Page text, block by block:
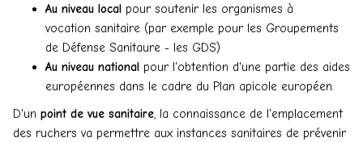
Au niveau local pour soutenir les organismes à
vocation sanitaire (par exemple pour les Groupements
de Défense Sanitaure - les GDS)
Au niveau national pour l'obtention d'une partie des aides
européennes dans le cadre du Plan apicole européen.
D'un point de vue sanitaire, la connaissance de l'emplacement
des ruchers va permettre aux instances sanitaires de prévenir